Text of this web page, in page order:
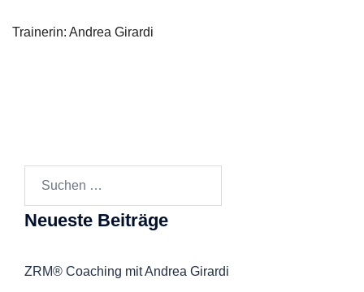
Trainerin: Andrea Girardi
Neueste Beiträge
ZRM® Coaching mit Andrea Girardi